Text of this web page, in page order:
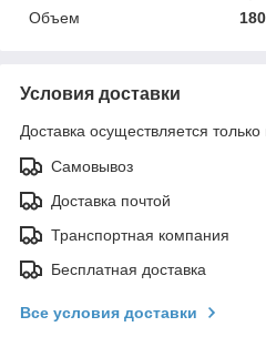
Объем
Условия доставки
Доставка осуществляется
Самовывоз
Доставка почтой
Транспортная компания
Бесплатная доставка
Все условия доставки